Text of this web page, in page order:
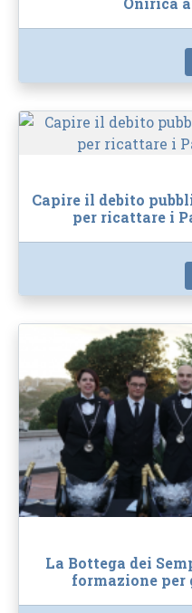
Capire il debito
per ricattare i
La Bottega dei
formazione